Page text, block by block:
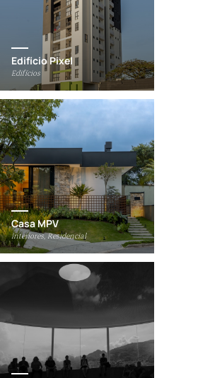
Edifício Pixel
Edifícios
Casa MPV
Interiores, Residencial